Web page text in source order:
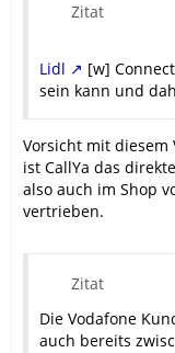
Zitat
Lidl
[w]
sein kann und
Vorsicht mit diesem
ist CallYa das
also auch im Shop
vertrieben.
Zitat
Die Vodafone
auch bereits